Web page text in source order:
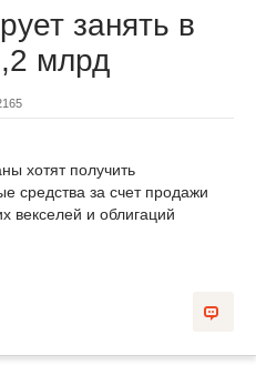
занять в
млрд
хотят получить
средства за счет продажи
векселей и облигаций